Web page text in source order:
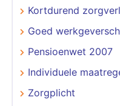
Kortdurend
Goed
Pensioenwet 2007
Individuele
Zorgplicht